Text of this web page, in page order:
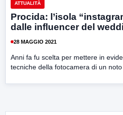
ATTUALITÀ
Procida: l’isola
dalle influencer del
28 MAGGIO 2021
Anni fa fu scelta per mettere in
tecniche della fotocamera di un noto